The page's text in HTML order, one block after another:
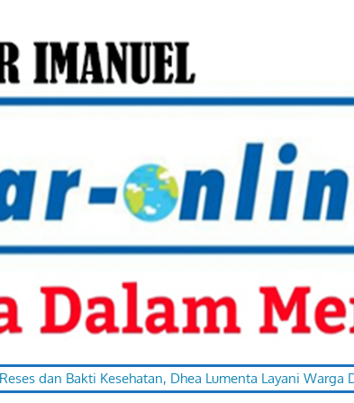
Kesehatan, Dhea Lumenta Layani Warga Desa Totabuan